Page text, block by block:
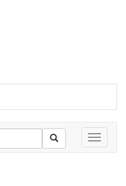
Toggle